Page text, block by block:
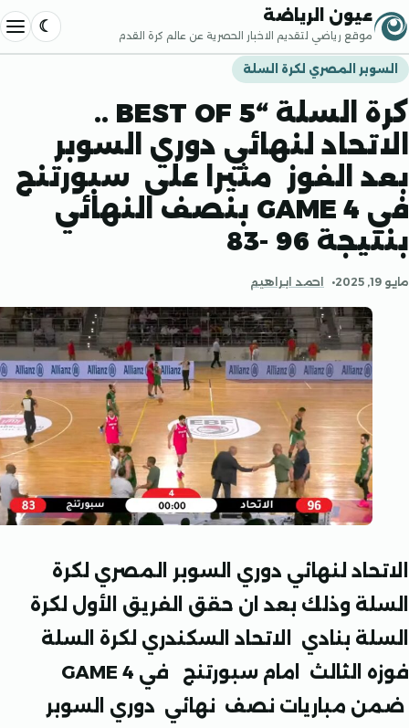
إلى المحتوى
عيون الرياضة
موقع رياضي لتقديم الاخبار الحصرية عن عالم كرة القدم فتح
المصري لكرة السلة
كرة السلة “BEST OF 5 ..
لنهائي دوري السوبر
الفوز مثيرا على سبورتنج
في GAME 4 بنصف النهائي
96 -83
احمد ابراهيم
لنهائي دوري السوبر المصري لكرة
وذلك بعد ان حقق الفريق الأول لكرة
بنادي الاتحاد السكندري لكرة السلة
الثالث امام سبورتنج في
GAME 4
مباريات نصف نهائي دوري السوبر